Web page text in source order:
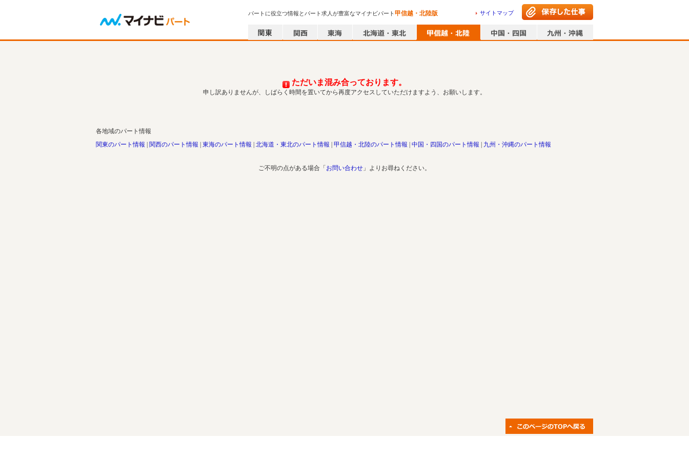
パートに役立つ情報とパート求人が豊富なマイナビパート甲信越・北陸版 サイトマップ
ただいま混み合っております。
申し訳ありませんが、しばらく時間を置いてから再度アクセスしていただけますよう、お願いします。
各地域のパート情報
関東のパート情報
関西のパート情報 東海のパート情報 北海道・東北のパート情報 甲信越・北陸のパート情報 中国・四国のパート情報 九州・沖縄のパート情報
ご不明の点がある場合「 お問い合わせ 」よりお尋ねください。